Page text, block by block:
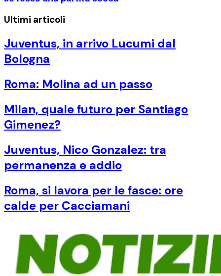
Ultimi articoli
Juventus, in arrivo Lucumi dal
Bologna
Roma: Molina ad un passo
Milan, quale futuro per Santiago
Gimenez?
Juventus, Nico Gonzalez: tra
permanenza e addio
Roma, si lavora per le fasce: ore
calde per Cacciamani